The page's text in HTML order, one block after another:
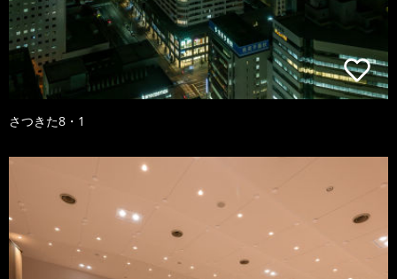
さつきた8・1